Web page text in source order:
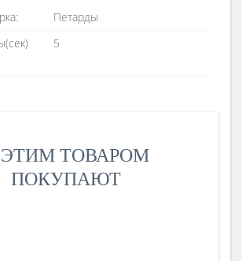
Петарды
5
ТОВАРОМ
ПОКУПАЮТ